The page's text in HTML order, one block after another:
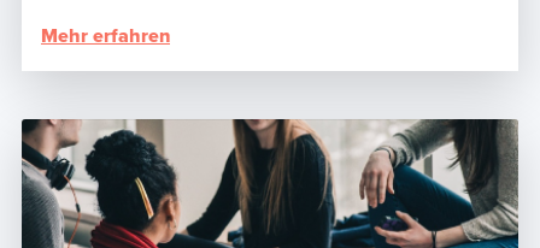
Mehr erfahren